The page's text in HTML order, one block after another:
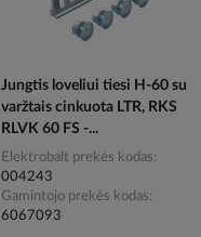
Jungtis loveliui tiesi H-60 su
varžtais cinkuota LTR, RKS
RLVK 60 FS -...
Elektrobalt prekės kodas
004243
Gamintojo prekės kodas
6067093